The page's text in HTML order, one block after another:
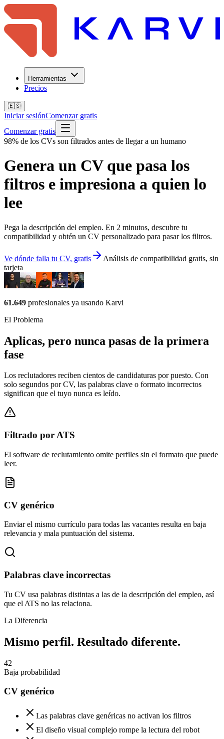
Herramientas
Precios
🇪🇸
Iniciar sesiónComenzar gratis
Comenzar gratis
98% de los CVs son filtrados antes de llegar a un humano
Genera un CV que pasa los
filtros e impresiona a quien lo
lee
Pega la descripción del empleo. En 2 minutos, descubre tu
compatibilidad y obtén un CV personalizado para pasar los filtros.
Ve dónde falla tu CV, gratis
Análisis de compatibilidad gratis, sin
tarjeta
61.649 profesionales ya usando Karvi
El Problema
Aplicas, pero nunca pasas de la primera
fase
Los reclutadores reciben cientos de candidaturas por puesto. Con
solo segundos por CV, las palabras clave o formato incorrectos
significan que el tuyo nunca es leído.
Filtrado por ATS
El software de reclutamiento omite perfiles sin el formato que puede
leer.
CV genérico
Enviar el mismo currículo para todas las vacantes resulta en baja
relevancia y mala puntuación del sistema.
Palabras clave incorrectas
Tu CV usa palabras distintas a las de la descripción del empleo, así
que el ATS no las relaciona.
La Diferencia
Mismo perfil. Resultado diferente.
42
Baja probabilidad
CV genérico
Las palabras clave genéricas no activan los filtros
El diseño visual complejo rompe la lectura del robot